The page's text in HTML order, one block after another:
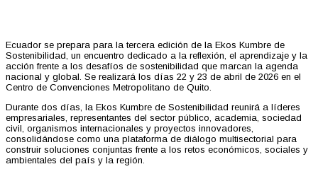
Ecuador se prepara para la tercera edición de la Ekos Kumbre de
Sostenibilidad, un encuentro dedicado a la reflexión, el aprendizaje y la
acción frente a los desafíos de sostenibilidad que marcan la agenda
nacional y global. Se realizará los días 22 y 23 de abril de 2026 en el
Centro de Convenciones Metropolitano de Quito.
Durante dos días, la Ekos Kumbre de Sostenibilidad reunirá a líderes
empresariales, representantes del sector público, academia, sociedad
civil, organismos internacionales y proyectos innovadores,
consolidándose como una plataforma de diálogo multisectorial para
construir soluciones conjuntas frente a los retos económicos, sociales y
ambientales del país y la región.